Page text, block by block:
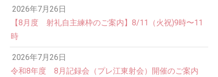
2026年7月26日
【8月度 射礼自主練枠のご案内】8/11（火祝)9時〜11
時
2026年7月26日
令和8年度 8月記録会（プレ江東射会）開催のご案内
12:00 AM
1:00 AM